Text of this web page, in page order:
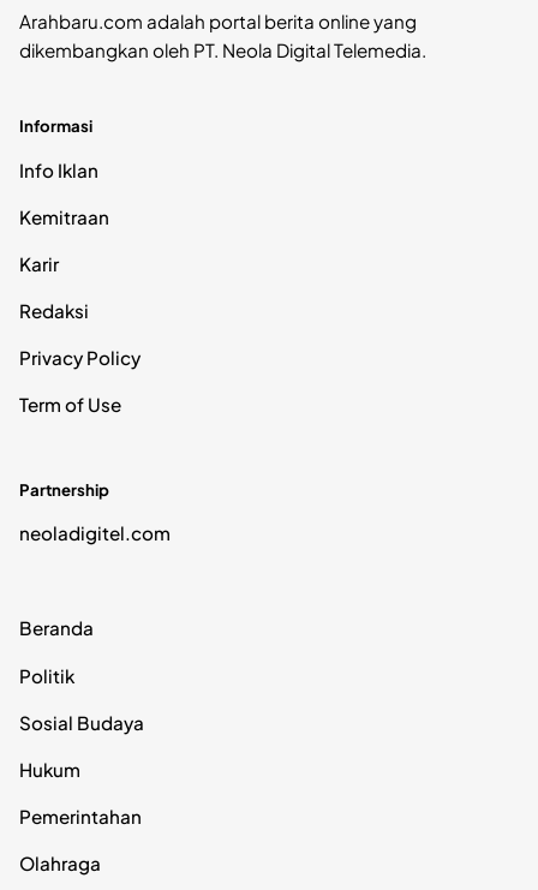
Arahbaru.com adalah portal berita online yang
dikembangkan oleh PT. Neola Digital Telemedia.
Informasi
Info Iklan
Kemitraan
Karir
Redaksi
Privacy Policy
Term of Use
Partnership
neoladigitel.com
Beranda
Politik
Sosial Budaya
Hukum
Pemerintahan
Olahraga